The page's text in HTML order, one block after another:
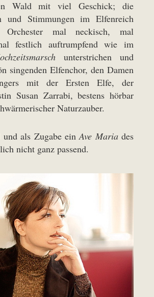
Wald mit viel Geschick; die
und Stimmungen im Elfenreich
Orchester mal neckisch, mal
festlich auftrumpfend wie im
unterstrichen und
singenden Elfenchor, den Damen
mit der Ersten Elfe, der
Susan Zarrabi, bestens hörbar
Naturzauber.
als Zugabe einAve Maria des
nicht ganz passend.